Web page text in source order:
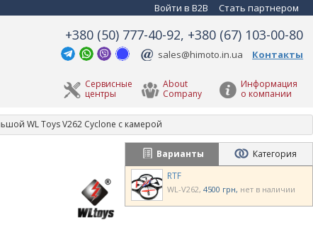
Войти в B2B Стать партнером
+380 (50) 777-40-92, +380 (67) 103-00-80
sales@himoto.in.ua Контакты
Информация
о компании
About
Company
Сервисные
центры
WL Toys V262 Cyclone с камерой
Варианты
Категория
RTF
WL-V262 4500 грн нет в наличии